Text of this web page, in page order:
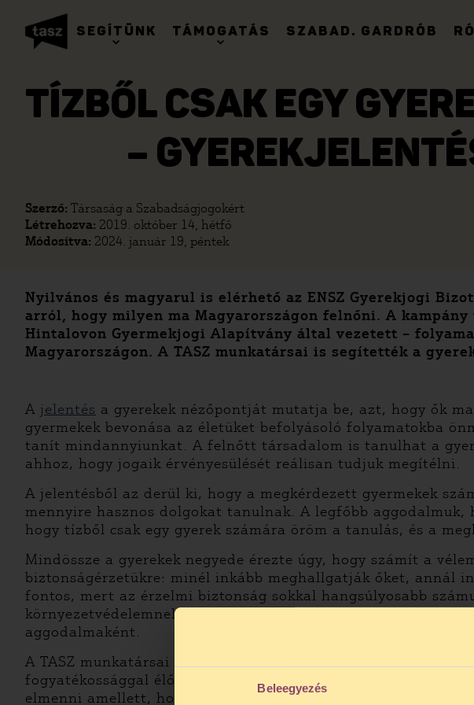
Beleegyezés
SEGÍTÜNK TÁMOGATÁS SZABAD. GARDRÓB
TÍZBŐL CSAK EGY
–
Szerző: Társaság a Szabadságjogokért
Létrehozva: 2019. október 14, hétfő
Módosítva: 2024. január 19, péntek
Nyilvános és magyarul is elérhető az ENSZ Gyerekjogi
arról, hogy milyen ma Magyarországon felnőni. A
Hintalovon Gyermekjogi Alapítvány által vezetett –
Magyarországon. A TASZ munkatársai is segítették a
A jelentés a gyerekek nézőpontját mutatja be, azt, hogy ők
gyermekek bevonása az életüket befolyásoló folyamatokba
tanít mindannyiunkat. A felnőtt társadalom is tanulhat a
ahhoz, hogy jogaik érvényesülését reálisan tudjuk megítélni.
A jelentésből az derül ki, hogy a megkérdezett gyermekek
mennyire hasznos dolgokat tanulnak. A legfőbb
hogy tízből csak egy gyerek számára öröm a tanulás, és a
Mindössze a gyerekek negyede érezte úgy, hogy számít a
biztonságérzetükre: minél inkább meghallgatják őket, annál
fontos, mert az érzelmi biztonság sokkal hangsúlyosabb
környezetvédelemnek, a válaszok alapján a klímaváltozással
aggodalmaként.
A TASZ munkatársai is segítették, hogy a „Te hogy látod?”
fogyatékossággal élő és roma gyerekek véleménye is
elmenni amellett, hogy a fogyatékossággal élő gyermekek